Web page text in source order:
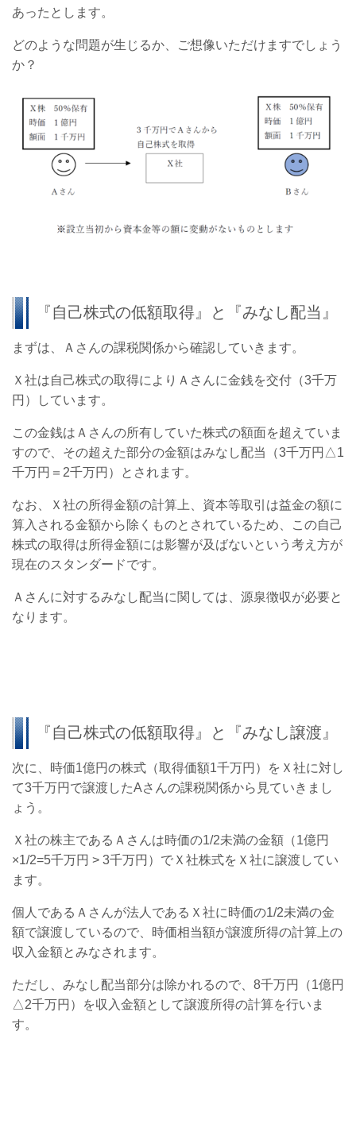
あったとします。
どのような問題が生じるか、ご想像いただけますでしょう
か？
『自己株式の低額取得』と『みなし配当』
まずは、Ａさんの課税関係から確認していきます。
Ｘ社は自己株式の取得によりＡさんに金銭を交付（3千万
円）しています。
この金銭はＡさんの所有していた株式の額面を超えていま
すので、その超えた部分の金額はみなし配当（3千万円△1
千万円＝2千万円）とされます。
なお、Ｘ社の所得金額の計算上、資本等取引は益金の額に
算入される金額から除くものとされているため、この自己
株式の取得は所得金額には影響が及ばないという考え方が
現在のスタンダードです。
Ａさんに対するみなし配当に関しては、源泉徴収が必要と
なります。
『自己株式の低額取得』と『みなし譲渡』
次に、時価1億円の株式（取得価額1千万円）をＸ社に対し
て3千万円で譲渡したAさんの課税関係から見ていきまし
ょう。
Ｘ社の株主であるＡさんは時価の1/2未満の金額（1億円
×1/2=5千万円 > 3千万円）でＸ社株式をＸ社に譲渡してい
ます。
個人であるＡさんが法人であるＸ社に時価の1/2未満の金
額で譲渡しているので、時価相当額が譲渡所得の計算上の
収入金額とみなされます。
ただし、みなし配当部分は除かれるので、8千万円（1億円
△2千万円）を収入金額として譲渡所得の計算を行いま
す。